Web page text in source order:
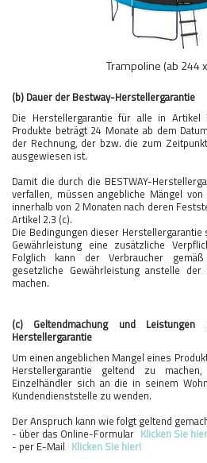
Trampoline (ab 244
(b) Dauer der Bestway-Herstellergarantie
Die Herstellergarantie für alle in Artikel
Produkte beträgt 24 Monate ab dem
der Rechnung, der bzw. die zum
ausgewiesen ist.
Damit die durch die BESTWAY-
verfallen, müssen angebliche Mängel von
innerhalb von 2 Monaten nach deren
Artikel 2.3 (c).
Die Bedingungen dieser
Gewährleistung eine zusätzliche
Folglich kann der Verbraucher
gesetzliche Gewährleistung anstelle
machen.
(c) Geltendmachung und
Herstellergarantie
Um einen angeblichen Mangel eines
Herstellergarantie geltend zu
Einzelhändler sich an die in seinem
Kundendienststelle zu wenden.
Der Anspruch kann wie folgt geltend
- über das Online-Formular Klicken Sie
- per E-Mail Klicken Sie hier!